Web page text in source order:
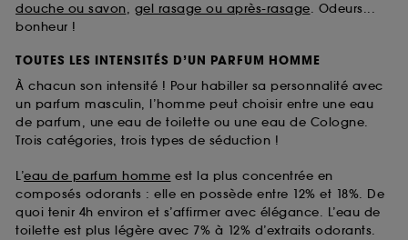
douche ou savon, gel rasage ou après-rasage. Odeurs...
bonheur !
TOUTES LES INTENSITÉS D’UN PARFUM HOMME
À chacun son intensité ! Pour habiller sa personnalité avec
un parfum masculin, l’homme peut choisir entre une eau
de parfum, une eau de toilette ou une eau de Cologne.
Trois catégories, trois types de séduction !
L’eau de parfum homme est la plus concentrée en
composés odorants : elle en possède entre 12% et 18%. De
quoi tenir 4h environ et s’affirmer avec élégance. L’eau de
toilette est plus légère avec 7% à 12% d’extraits odorants.